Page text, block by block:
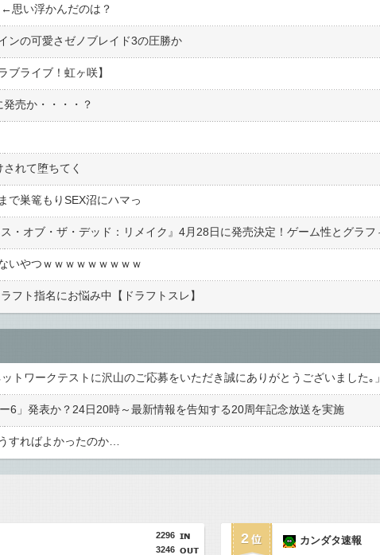
←思い浮かんだのは？
ンの可愛さゼノブレイド3の圧勝か
ブライブ！虹ヶ咲】
売か・・・・？
れて堕ちてく
で巣篭もりSEX沼にハマっ
いやつｗｗｗｗｗｗｗｗｗ
フト指名にお悩み中【ドラフトスレ】
トワークテストに沢山のご応募をいただき誠にありがとうございました｡」
6」発表か？24日20時～最新情報を告知する20周年記念放送を実施
すればよかったのか…
2296
3246
2 カンダタ速報